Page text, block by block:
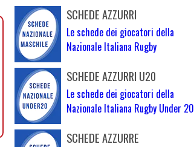
SCHEDE AZZURRI
Le schede dei giocatori della
Nazionale Italiana Rugby
SCHEDE AZZURRI U20
Le schede dei giocatori della
Nazionale Italiana Rugby Under 20
SCHEDE AZZURRE